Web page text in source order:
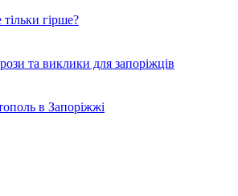
гірше?
та виклики для запоріжців
в Запоріжжі